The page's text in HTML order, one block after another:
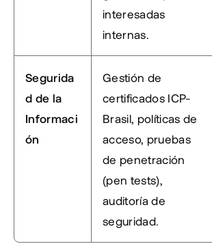
interesadas
internas.
Segurida
d de la
Informaci
ón
Gestión de
certificados ICP-
Brasil, políticas de
acceso, pruebas
de penetración
(pen tests),
auditoría de
seguridad.